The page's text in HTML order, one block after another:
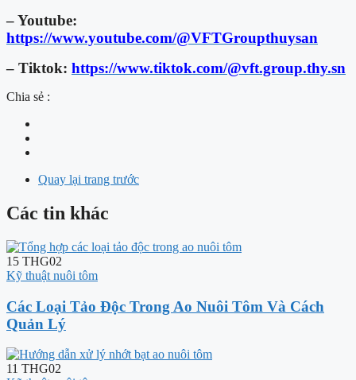
– Youtube:
https://www.youtube.com/@VFTGroupthuysan
– Tiktok: https://www.tiktok.com/@vft.group.thy.sn
Chia sẻ :
Quay lại trang trước
Các tin khác
15 THG02
Kỹ thuật nuôi tôm
Các Loại Tảo Độc Trong Ao Nuôi Tôm Và Cách
Quản Lý
11 THG02